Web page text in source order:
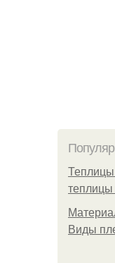
теплицы
Виды